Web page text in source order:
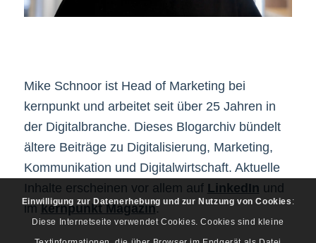
Mike Schnoor ist Head of Marketing bei
kernpunkt und arbeitet seit über 25 Jahren in
der Digitalbranche. Dieses Blogarchiv bündelt
ältere Beiträge zu Digitalisierung, Marketing,
Kommunikation und Digitalwirtschaft. Aktuelle
Inhalte erscheinen vor allem auf LinkedIn und
imkernpunkt Magazin.
Einwilligung zur Datenerhebung und zur Nutzung von Cookies :
Diese Internetseite verwendet Cookies. Cookies sind kleine